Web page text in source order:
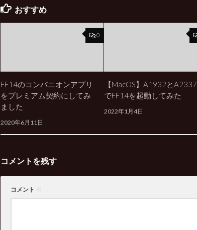
おすすめ
0
FF14のコンパニオンアプリ
をプレミアム契約にしてみ
ました
2020年6月11日
【MacOS】A1932とA2337
でFF14を起動してみた
2022年1月4日
コメントを残す
コメント ※